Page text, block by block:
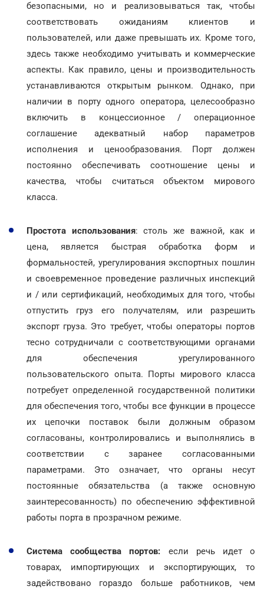
безопасными, но и реализовываться так, чтобы
соответствовать ожиданиям клиентов и
пользователей, или даже превышать их. Кроме того,
здесь также необходимо учитывать и коммерческие
аспекты. Как правило, цены и производительность
устанавливаются открытым рынком. Однако, при
наличии в порту одного оператора, целесообразно
включить в концессионное / операционное
соглашение адекватный набор параметров
исполнения и ценообразования. Порт должен
постоянно обеспечивать соотношение цены и
качества, чтобы считаться объектом мирового
класса.
Простота использования: столь же важной, как и
цена, является быстрая обработка форм и
формальностей, урегулирования экспортных пошлин
и своевременное проведение различных инспекций
и / или сертификаций, необходимых для того, чтобы
отпустить груз его получателям, или разрешить
экспорт груза. Это требует, чтобы операторы портов
тесно сотрудничали с соответствующими органами
для обеспечения урегулированного
пользовательского опыта. Порты мирового класса
потребует определенной государственной политики
для обеспечения того, чтобы все функции в процессе
их цепочки поставок были должным образом
согласованы, контролировались и выполнялись в
соответствии с заранее согласованными
параметрами. Это означает, что органы несут
постоянные обязательства (а также основную
заинтересованность) по обеспечению эффективной
работы порта в прозрачном режиме.
Система сообщества портов: если речь идет о
товарах, импортирующих и экспортирующих, то
задействовано гораздо больше работников, чем